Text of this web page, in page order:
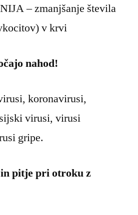
– zmanjšanje števila
v krvi
nahod!
koronavirusi,
virusi, virusi
gripe.
pitje pri otroku z